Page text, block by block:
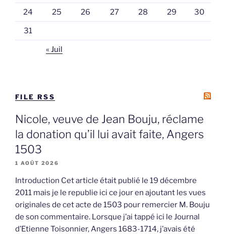
24 25 26 27 28 29 30
31
« Juil
FILE RSS
Nicole, veuve de Jean Bouju, réclame
la donation qu’il lui avait faite, Angers
1503
1 AOÛT 2026
Introduction Cet article était publié le 19 décembre
2011 mais je le republie ici ce jour en ajoutant les vues
originales de cet acte de 1503 pour remercier M. Bouju
de son commentaire. Lorsque j’ai tappé ici le Journal
d’Etienne Toisonnier, Angers 1683-1714, j’avais été